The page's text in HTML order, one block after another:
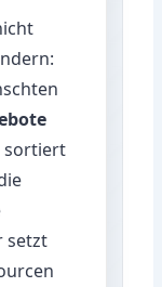
sortiert
setzt